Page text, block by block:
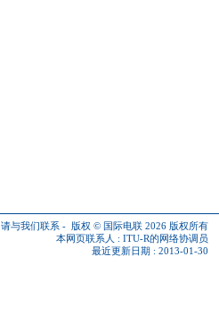
请与我们联系 - 版权 © 国际电联 2026 版权所有
本网页联系人 : ITU-R的网络协调员
最近更新日期 : 2013-01-30